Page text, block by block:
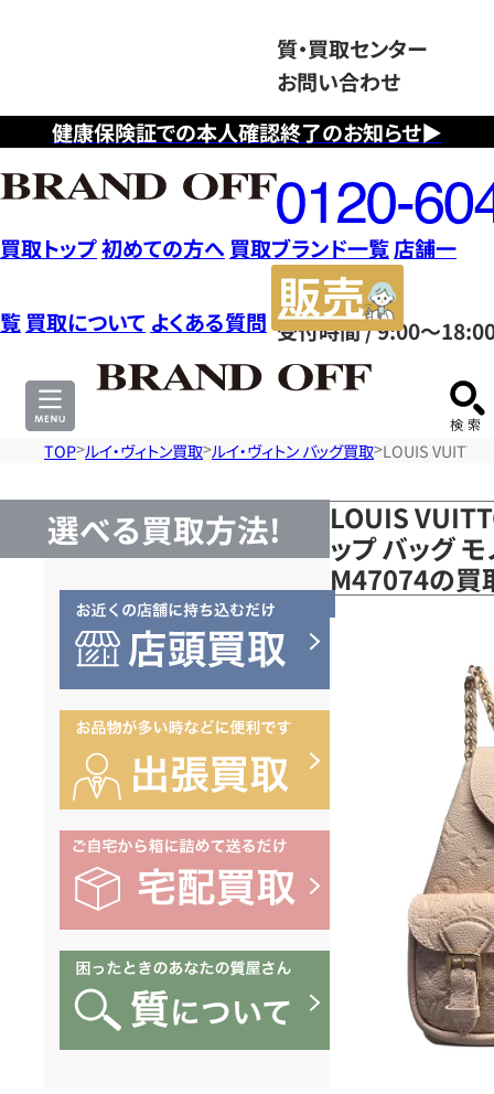
健康保険証での本人確認終了のお知らせ▶
質・買取センター
お問い合わせ
フ
リ
ー
ダ
イ
ヤ
ル
0120604117
受付時間 / 9:00～
買取トップ初めての方へ 買取ブランド一覧店舗一
覧 買取について よくある質問
サ
TOP ルイ・ヴィトン買取 ルイ・ヴィトン バッグ買取 LOUIS
選べる買取方法!
LOUIS
ップ バッグ モ
M47074の買